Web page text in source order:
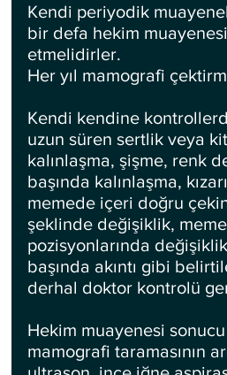
Kendi periyodik
bir defa hekim
etmelidirler.
Her yıl mamografi
Kendi kendine
uzun süren sertlik veya
kalınlaşma, şişme, renk
başında kalınlaşma,
memede içeri doğru
şeklinde değişiklik, meme
pozisyonlarında
başında akıntı gibi
derhal doktor kontrolü
Hekim muayenesi
mamografi taramasının